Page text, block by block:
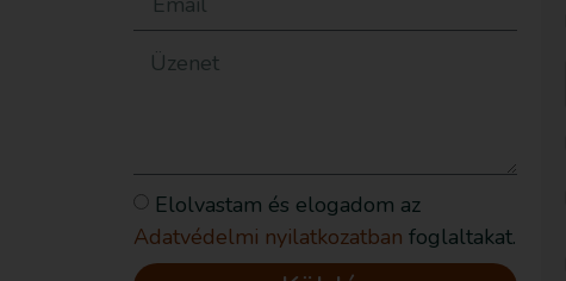
Elolvastam és elogadom az
Adatvédelmi nyilatkozatban foglaltakat.